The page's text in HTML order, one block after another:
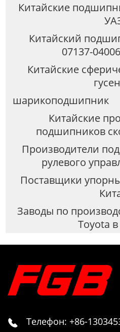
Китайские
Китайский
07137-
Китайские
шарикоподшипник
Китайские
подшипников
Производители
рулевого
Поставщики
Заводы по
Toyota
 Телефон: +86-